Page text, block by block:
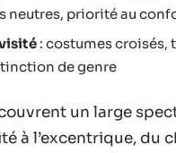
neutres, priorité au
: costumes croisés,
de genre
un large
à l’excentrique, du